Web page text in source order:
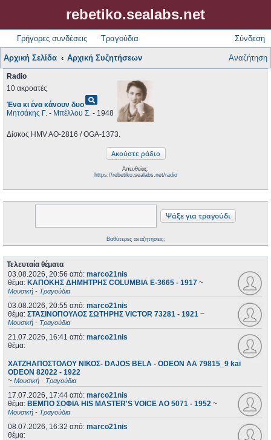
rebetiko.sealabs.net
Γρήγορες συνδέσεις Τραγούδια Σύνδεση
Αρχική Σελίδα Αρχική Συζητήσεων Αναζήτηση
Radio
10 ακροατές
Ένα κι ένα κάνουν δυοpageview
Μητσάκης Γ. - Μπέλλου Σ. - 1948
Δίσκος HMV AO-2816 / OGA-1373.
Απευθείας:
https://rebetiko.sealabs.net/radio
Βαθύτερες αναζητήσεις;
Τελευταία θέματα
03.08.2026, 20:56 από: marco21nis
θέμα: ΚΑΠΟΚΗΣ ΔΗΜΗΤΡΗΣ COLUMBIA E-3665 - 1917 ~
Μουσική - Τραγούδια
03.08.2026, 20:55 από: marco21nis
θέμα: ΣΤΑΣΙΝΟΠΟΥΛΟΣ ΣΩΤΗΡΗΣ VICTOR 73281 - 1921 ~
Μουσική - Τραγούδια
21.07.2026, 16:41 από: marco21nis
θέμα:
ΧΑΤΖΗΑΠΟΣΤΟΛΟΥ ΝΙΚΟΣ- DAJOS BELA - ODEON AA 79815_9 kai
ODEON 82022 - 1922
~ Μουσική - Τραγούδια
17.07.2026, 17:44 από: marco21nis
θέμα: ΒΕΜΠΟ ΣΟΦΙΑ HIS MASTER'S VOICE AO 5071 - 1952 ~
Μουσική - Τραγούδια
08.07.2026, 16:32 από: marco21nis
θέμα: